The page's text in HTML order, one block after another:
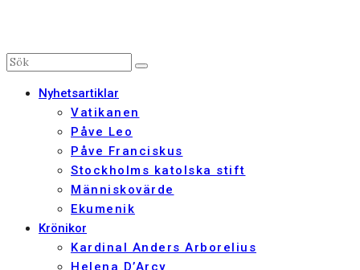
Nyhetsartiklar
Vatikanen
Påve Leo
Påve Franciskus
Stockholms katolska stift
Människovärde
Ekumenik
Krönikor
Kardinal Anders Arborelius
Helena D’Arcy